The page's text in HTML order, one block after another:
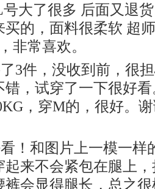
大了很多 后面又退
买的，面料很柔软 超
非常喜欢。
3件，没收到前，很
错，试穿了一下很好
，穿M的，很好。
！和图片上一模一样
起来不会紧包在腿上
裤会显得腿长，总之